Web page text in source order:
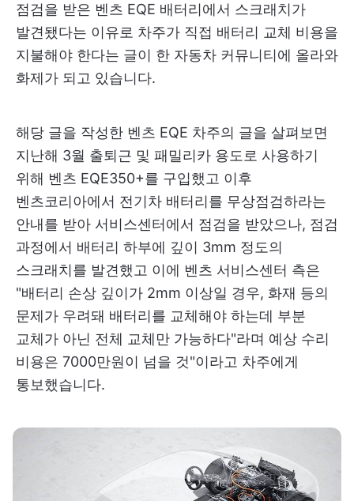
점검을 받은 벤츠 EQE 배터리에서 스크래치가
발견됐다는 이유로 차주가 직접 배터리 교체 비용을
지불해야 한다는 글이 한 자동차 커뮤니티에 올라와
화제가 되고 있습니다.
해당 글을 작성한 벤츠 EQE 차주의 글을 살펴보면
지난해 3월 출퇴근 및 패밀리카 용도로 사용하기
위해 벤츠 EQE350+를 구입했고 이후
벤츠코리아에서 전기차 배터리를 무상점검하라는
안내를 받아 서비스센터에서 점검을 받았으나, 점검
과정에서 배터리 하부에 깊이 3mm 정도의
스크래치를 발견했고 이에 벤츠 서비스센터 측은
"배터리 손상 깊이가 2mm 이상일 경우, 화재 등의
문제가 우려돼 배터리를 교체해야 하는데 부분
교체가 아닌 전체 교체만 가능하다"라며 예상 수리
비용은 7000만원이 넘을 것"이라고 차주에게
통보했습니다.